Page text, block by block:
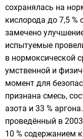
сохранялась на
кислорода до 7,5
замечено
испытуемые
в нормоксической
умственной и
момент для
признана смесь,
азота и 33 % аргона
проведённый в
10 % содержанием